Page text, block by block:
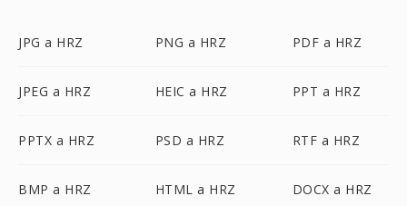
JPG a HRZ PNG a HRZ PDF a HRZ
JPEG a HRZ HEIC a HRZ PPT a HRZ
PPTX a HRZ PSD a HRZ RTF a HRZ
BMP a HRZ HTML a HRZ DOCX a HRZ